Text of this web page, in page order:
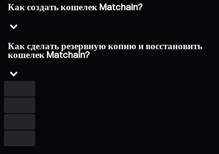
Как создать кошелек Matchain?
Как сделать резервную копию и восстановить
кошелек Matchain?